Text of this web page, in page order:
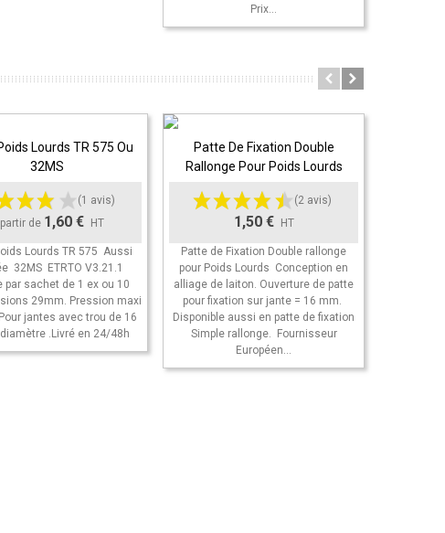
Prix...
Au Panier
Lourds TR 575 Ou
32MS
(1 avis)
de 1,60 € HT
Lourds TR 575 Aussi
32MS ETRTO V3.21.1
par sachet de 1 ex ou 10
29mm. Pression maxi
jantes avec trou de 16
.Livré en 24/48h
Ajouter Au Panier
Patte De Fixation Double
Rallonge Pour Poids Lourds
(2 avis)
1,50 € HT
Patte de Fixation Double rallonge
pour Poids Lourds Conception en
alliage de laiton. Ouverture de patte
pour fixation sur jante = 16 mm.
Disponible aussi en patte de fixation
Simple rallonge. Fournisseur
Européen...